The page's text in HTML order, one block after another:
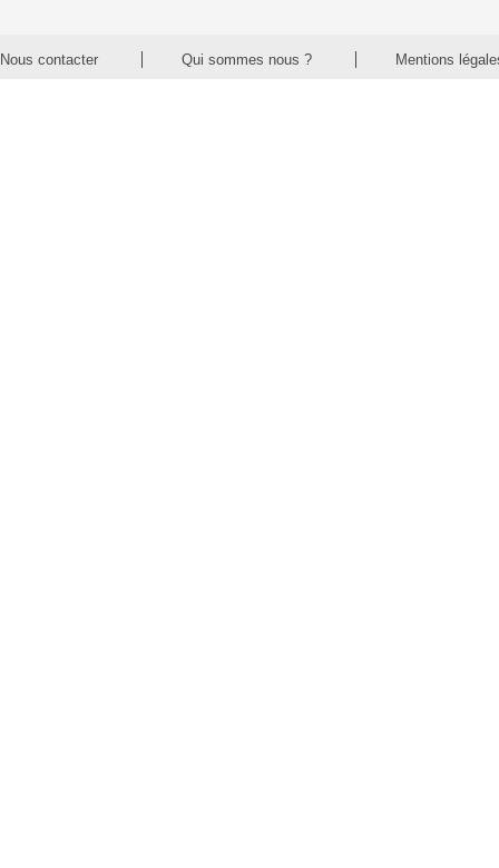
Nous contacter Qui sommes nous ? Mentions